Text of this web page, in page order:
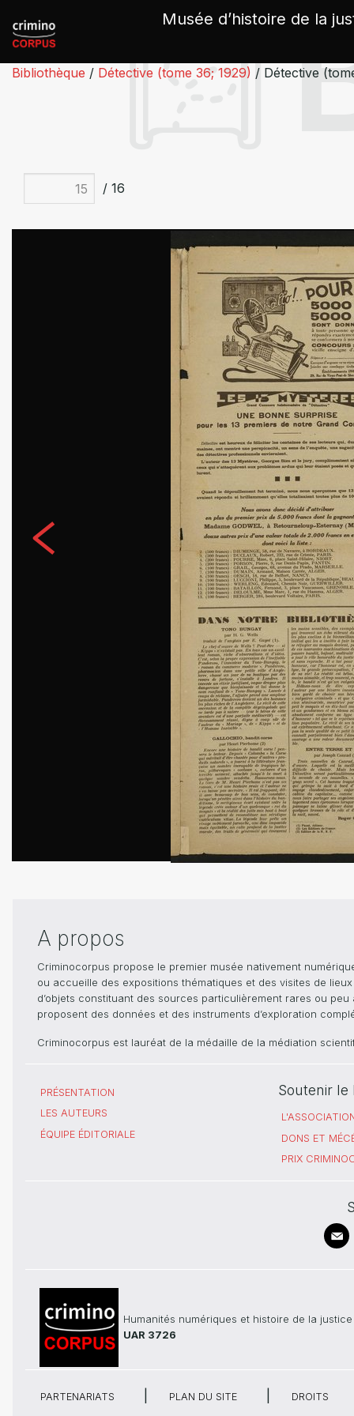
Musée d’histoire de la
Bibliothèque / Détective (tome 36; 1929) / Détective
/ 16
A propos
Criminocorpus propose le premier musée nativement
ou accueille des expositions thématiques et des visites de
d’objets constituant des sources particulièrement rares ou
proposent des données et des instruments d’exploration
Criminocorpus est lauréat de la médaille de la médiation
PRÉSENTATION
LES AUTEURS
ÉQUIPE ÉDITORIALE
Soutenir le
DONS ET
PRIX
Humanités numériques et histoire de la justice
UAR 3726
PARTENARIATS PLAN DU SITE DROITS
Panneau de gestion des cookies